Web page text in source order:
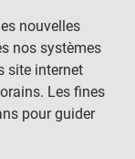
nouvelles
nos systèmes
site internet
Les fines
pour guider